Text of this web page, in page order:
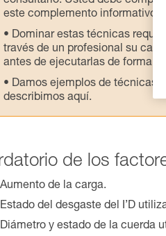
este complemento informativo.
Dominar estas técnicas
través de un profesional su
antes de ejecutarlas de forma
Damos ejemplos de técnicas
describimos aquí.
de los
Aumento de la carga.
Estado del desgaste del I’D
Diámetro y estado de la cuerda